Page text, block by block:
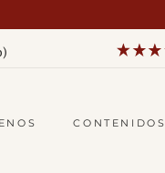
CONTENIDOS